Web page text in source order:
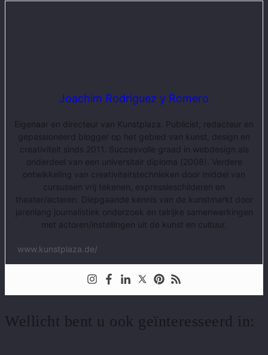
Joachim Rodriguez y Romero
Eigenaar en directeur van Kunstplaza. Publicist, redacteur en
gepassioneerd blogger op het gebied van kunst, design en
creativiteit sinds 2011. Succesvolle graad in webdesign als
onderdeel van een universitair diploma (2008). Verdere
ontwikkeling van creativiteitstechnieken door middel van
cursussen vrij tekenen, expressieschilderen en
theater/acteren. Diepgaande kennis van de kunstmarkt door
jarenlang journalistiek onderzoek en talrijke samenwerkingen
met actoren/instellingen uit de kunst en cultuur.
www.kunstplaza.de/
Wellicht bent u ook geïnteresseerd in: